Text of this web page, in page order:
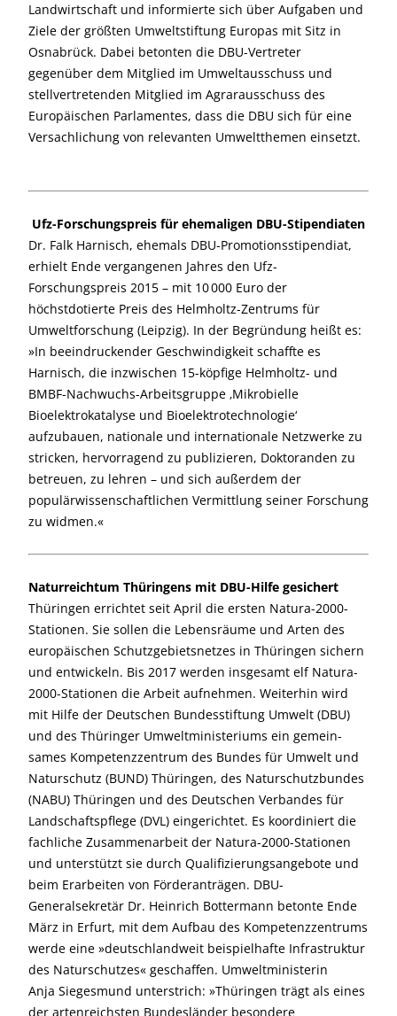
Landwirtschaft und informierte sich über Aufgaben und
Ziele der größten Umweltstiftung Europas mit Sitz in
Osnabrück. Dabei betonten die DBU-Vertreter
gegenüber dem Mitglied im Umwelt­ausschuss und
stellvertretenden Mitglied im Agrarausschuss des
Europäischen Parlamentes, dass die DBU sich für eine
Versachlichung von relevanten Umwelt­themen einsetzt.
Ufz-Forschungspreis für ehemaligen DBU-Stipendiaten
Dr. Falk Harnisch, ehemals DBU-Promotionsstipendiat,
erhielt Ende vergangenen Jahres den Ufz-
Forschungspreis 2015 – mit 10 000 Euro der
höchstdotierte Preis des Helmholtz-Zentrums für
Umweltforschung (Leipzig). In der Begründung heißt es:
»In beeindruckender Geschwindigkeit schaffte es
Harnisch, die inzwischen 15-köpfige Helmholtz- und
BMBF-Nachwuchs-Arbeitsgruppe ‚Mikrobielle
Bioelektrokatalyse und Bioelektrotechnologie‘
aufzubauen, nationale und internationale Netzwerke zu
stricken, hervorragend zu publizieren, Doktoranden zu
betreuen, zu lehren – und sich außerdem der
populärwissenschaftlichen Vermittlung seiner Forschung
zu widmen.«
Naturreichtum Thüringens mit DBU-Hilfe gesichert
Thüringen errichtet seit April die ersten Natura-2000-
Stationen. Sie sollen die Lebensräume und Arten des
europäischen Schutz­gebietsnetzes in Thüringen sichern
und entwickeln. Bis 2017 werden insgesamt elf Natura-
2000-Stationen die Arbeit aufnehmen. Weiterhin wird
mit Hilfe der Deutschen Bundesstiftung Umwelt (DBU)
und des Thüringer Umweltministeriums ein gemein­
sames Kompetenzzentrum des Bundes für Umwelt und
Naturschutz (BUND) Thüringen, des Naturschutzbundes
(NABU) Thüringen und des Deutschen Verbandes für
Landschaftspflege (DVL) eingerichtet. Es koordiniert die
fachliche Zusammenarbeit der Natura-2000-Stationen
und unterstützt sie durch Qualifizierungsangebote und
beim Erarbeiten von Förder­anträgen. DBU-
Generalsekretär Dr. Heinrich Bottermann betonte Ende
März in Erfurt, mit dem Aufbau des Kompetenzzentrums
werde eine »deutschlandweit beispielhafte Infrastruktur
des Naturschutzes« geschaffen. Umweltministerin
Anja Siegesmund unterstrich: »Thüringen trägt als eines
der artenreichsten Bundes­länder besondere